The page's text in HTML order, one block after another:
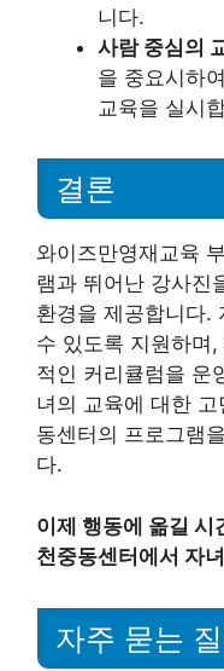
니다.
사람 중심의
을 중요시하
교육을 실시
결론
와이즈만영재교육
램과 뛰어난 강사진
환경을 제공합니다.
수 있도록 지원하며
적인 커리큘럼을 운
녀의 교육에 대한
동센터의 프로그램
다.
이제 행동에 옮길
천중동센터에서 자
자주 묻는